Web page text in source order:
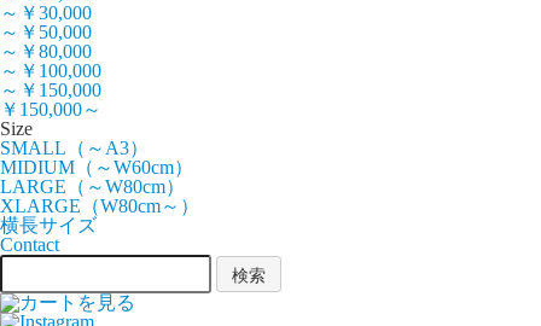
～￥30,000
～￥50,000
～￥80,000
～￥100,000
～￥150,000
￥150,000～
Size
SMALL（～A3）
MIDIUM（～W60cm）
LARGE（～W80cm）
XLARGE（W80cm～）
横長サイズ
Contact